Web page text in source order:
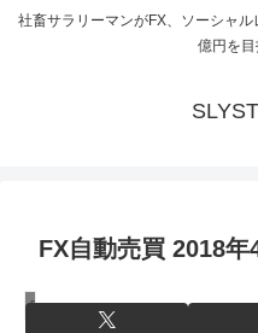
社畜サラリーマンがFX、ソーシャ
億円を
FX自動売買 2018
FXシステムトレード